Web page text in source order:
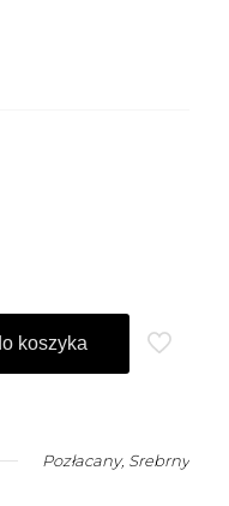
koszyka
Pozłacany, Srebrny